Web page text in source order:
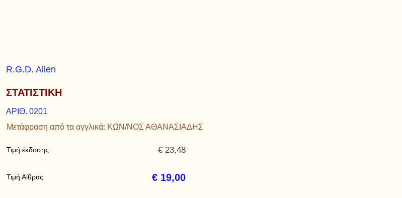
R.G.D. Allen
ΣΤΑΤΙΣΤΙΚΗ
ΑΡΙΘ. 0201
Μετάφραση από τα αγγλικά: ΚΩΝ/ΝΟΣ ΑΘΑΝΑΣΙΑΔΗΣ
Τιμή έκδοσης
Τιμή Αίθρας
€ 23,48
€ 19,00